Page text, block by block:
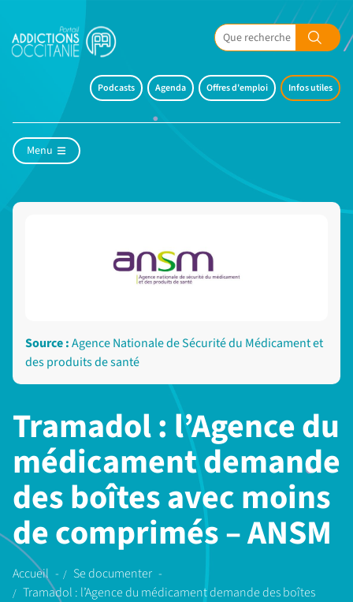
Podcasts Agenda Offres d'emploi Infos utiles
Menu
Tramadol : l’Agence du
médicament demande
des boîtes avec moins
de comprimés – ANSM
Accueil
Se documenter
Tramadol : l’Agence du médicament demande des boîtes
Source :Agence Nationale de Sécurité du Médicament et
des produits de santé